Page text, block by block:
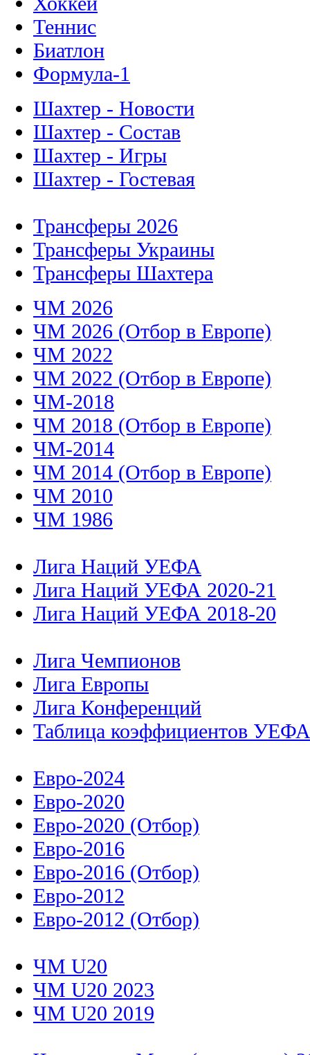
Теннис
Биатлон
Формула-1
Шахтер - Новости
Шахтер - Состав
Шахтер - Игры
Шахтер - Гостевая
Трансферы 2026
Трансферы Украины
Трансферы Шахтера
ЧМ 2026
ЧМ 2026 (Отбор в Европе)
ЧМ 2022
ЧМ 2022 (Отбор в Европе)
ЧМ-2018
ЧМ 2018 (Отбор в Европе)
ЧМ-2014
ЧМ 2014 (Отбор в Европе)
ЧМ 2010
ЧМ 1986
Лига Наций УЕФА
Лига Наций УЕФА 2020-21
Лига Наций УЕФА 2018-20
Лига Чемпионов
Лига Европы
Лига Конференций
Таблица коэффициентов УЕФА
Евро-2024
Евро-2020
Евро-2020 (Отбор)
Евро-2016
Евро-2016 (Отбор)
Евро-2012
Евро-2012 (Отбор)
ЧМ U20
ЧМ U20 2023
ЧМ U20 2019